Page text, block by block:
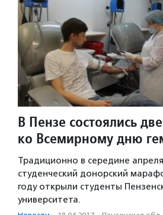
В Пензе состоялись
ко Всемирному дню
Традиционно в середине
студенческий донорский
году открыли студенты
университета.